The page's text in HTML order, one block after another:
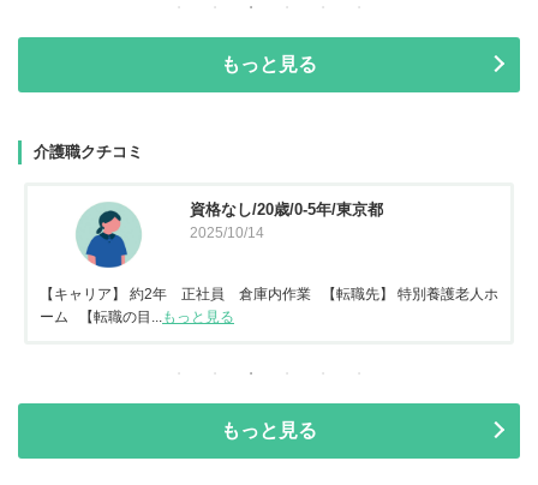
もっと見る
介護職クチコミ
資格なし/20歳/0-5年/東京都
2025/10/14
【キャリア】 約2年 正社員 倉庫内作業 【転職先】 特別養護老人ホ
ーム 【転職の目...
もっと見る
もっと見る